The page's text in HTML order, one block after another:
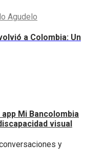
Agudelo
a Colombia: Un
Mi Bancolombia
visual
y